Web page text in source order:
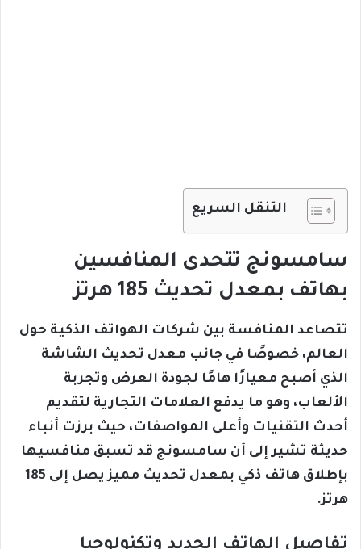
التنقل السريع
سامسونج تتحدى المنافسين
بهاتف بمعدل تحديث 185 هرتز
تتصاعد المنافسة بين شركات الهواتف الذكية حول
العالم، خصوصًا في جانب معدل تحديث الشاشة
الذي أصبح معيارًا هامًا لجودة العرض وتجربة
الألعاب، وهو ما يدفع العلامات التجارية لتقديم
أحدث التقنيات وأعلى المواصفات، حيث برزت أنباء
حديثة تشير إلى أن سامسونج قد تسبق منافسيها
بإطلاق هاتف ذكي بمعدل تحديث مميز يصل إلى 185
هرتز.
تفاصيل الهاتف الجديد وتكنولوجيا